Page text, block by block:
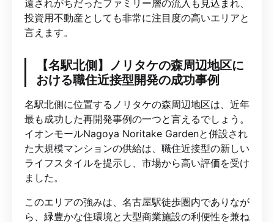
遠されがちだったファミリー層の流入も見込まれ、
投資用不動産としても非常に注目度の高いエリアと
言えます。
【名駅北側】ノリタケの森周辺地区に
おける職住近接型開発の成功事例
名駅北側に位置するノリタケの森周辺地区は、近年
最も成功した再開発事例の一つと言えるでしょう。
イオンモールNagoya Noritake Gardenと併設され
た大規模マンションの供給は、職住近接型の新しい
ライフスタイルを提示し、市場から高い評価を受け
ました。
このエリアの強みは、名古屋駅徒歩圏内でありなが
ら、緑豊かな住環境と大型商業施設の利便性を兼ね